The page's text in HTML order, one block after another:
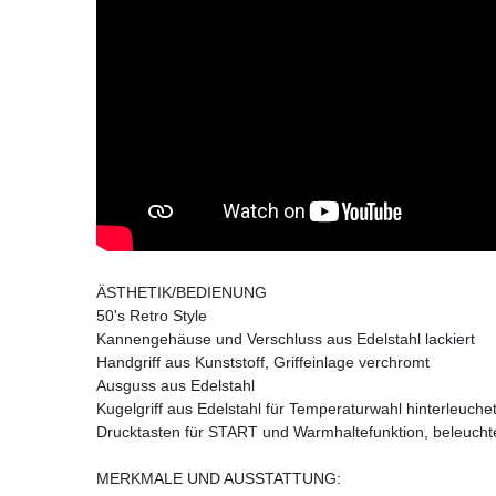
ÄSTHETIK/BEDIENUNG
50's Retro Style
Kannengehäuse und Verschluss aus Edelstahl lackiert
Handgriff aus Kunststoff, Griffeinlage verchromt
Ausguss aus Edelstahl
Kugelgriff aus Edelstahl für Temperaturwahl hinterleuchet
Drucktasten für START und Warmhaltefunktion,
MERKMALE UND AUSSTATTUNG: